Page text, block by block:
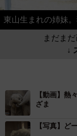
東山生まれの姉妹
まだま
↓
【動画】熱
ざま
【写真】ど